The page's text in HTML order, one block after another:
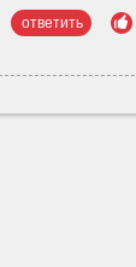
ответить